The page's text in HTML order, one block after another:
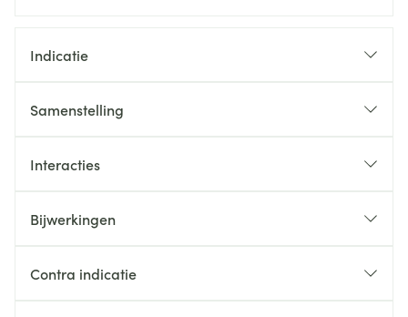
Indicatie
Samenstelling
Interacties
Bijwerkingen
Contra indicatie